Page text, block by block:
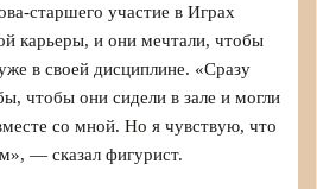
старшего участие в Играх
карьеры, и они мечтали, чтобы
в своей дисциплине. «Сразу
чтобы они сидели в зале и могли
со мной. Но я чувствую, что
— сказал фигурист.